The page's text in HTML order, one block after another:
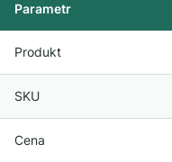
Parametr
Produkt
SKU
Cena